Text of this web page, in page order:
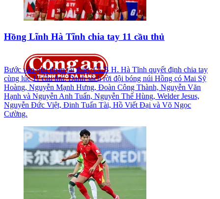
Hồng Lĩnh Hà Tĩnh chia tay 11 cầu thủ
Bước vào giai đoạn tái thiết, CLB H. Hà Tĩnh quyết định chia tay
cùng lúc 11 cầu thủ. Danh sách rời đội bóng núi Hồng có Mai Sỹ
Hoàng, Nguyễn Mạnh Hưng, Đoàn Công Thành, Nguyễn Văn
Hạnh và Nguyễn Anh Tuấn, Nguyễn Thế Hùng, Welder Jesus,
Nguyễn Đức Việt, Đinh Tuấn Tài, Hồ Viết Đại và Võ Ngọc
Cường.